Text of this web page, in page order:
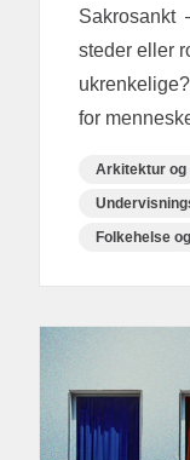
Sakrosankt
steder eller
for
Arkitektur og
Folkehelse